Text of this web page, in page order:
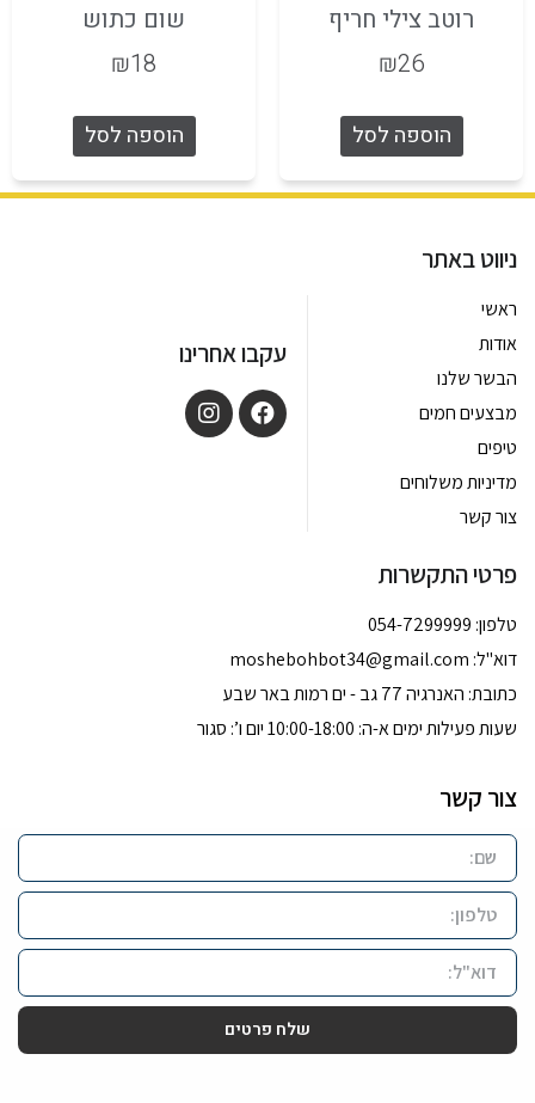
רוטב צילי חריף
₪26
הוספה לסל
שום כתוש
₪18
הוספה לסל
ניווט באתר
ראשי
אודות
הבשר שלנו
מבצעים חמים
טיפים
מדיניות משלוחים
צור קשר
עקבו אחרינו
פרטי התקשרות
טלפון: 054-7299999
דוא''ל: moshebohbot34@gmail.com
כתובת: האנרגיה 77 גב - ים רמות באר שבע
שעות פעילות ימים א-ה: 10:00-18:00 יום ו’: סגור
צור קשר
שלח פרטים